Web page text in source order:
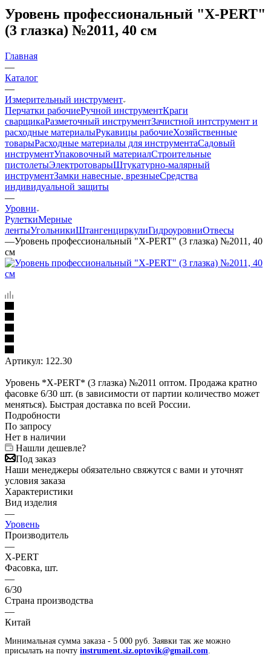
Уровень профессиональный "X-PERT"
(3 глазка) №2011, 40 см
Главная
—
Каталог
—
Измерительный инструмент
Перчатки рабочиеРучной инструментКраги
сварщикаРазметочный инструментЗачистной интструмент и
расходные материалыРукавицы рабочиеХозяйственные
товарыРасходные материалы для инструментаСадовый
инструментУпаковочный материалСтроительные
пистолетыЭлектротоварыШтукатурно-малярный
инструментЗамки навесные, врезныеСредства
индивидуальной защиты
—
Уровни
РулеткиМерные
лентыУгольникиШтангенциркулиГидроуровниОтвесы
—Уровень профессиональный "X-PERT" (3 глазка) №2011, 40
см
Артикул: 122.30
Уровень *X-PERT* (3 глазка) №2011 оптом. Продажа кратно
фасовке 6/30 шт. (в зависимости от партии количество может
меняться). Быстрая доставка по всей России.
Подробности
По запросу
Нет в наличии
Нашли дешевле?
Под заказ
Наши менеджеры обязательно свяжутся с вами и уточнят
условия заказа
Характеристики
Вид изделия
—
Уровень
Производитель
—
X-PERT
Фасовка, шт.
—
6/30
Страна производства
—
Китай
Минимальная сумма заказа - 5 000 руб. Заявки так же можно
присылать на почту instrument.siz.optovik@gmail.com